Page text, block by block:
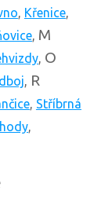
, Křenice,
, M
, O
, R
, Stříbrná
,